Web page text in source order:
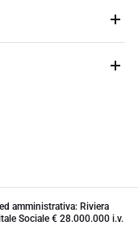
amministrativa: Riviera
Sociale € 28.000.000 i.v.